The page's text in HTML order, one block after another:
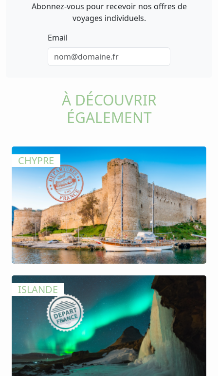
Abonnez-vous pour recevoir nos offres de
voyages individuels.
Email
À DÉCOUVRIR
ÉGALEMENT
CHYPRE
ISLANDE